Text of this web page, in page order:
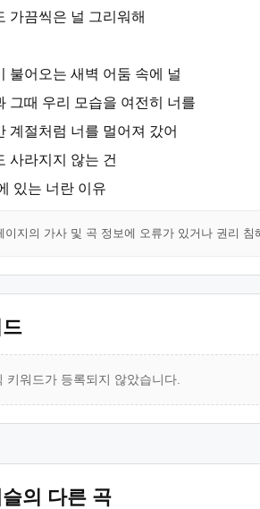
가끔씩은 널 그리워해
불어오는 새벽 어둠 속에 널
그때 우리 모습을 여전히 너를
계절처럼 너를 멀어져 갔어
사라지지 않는 건
있는 너란 이유
이지의 가사 및 곡 정보에 오류가 있거나 권리
키워드가 등록되지 않았습니다.
의 다른 곡